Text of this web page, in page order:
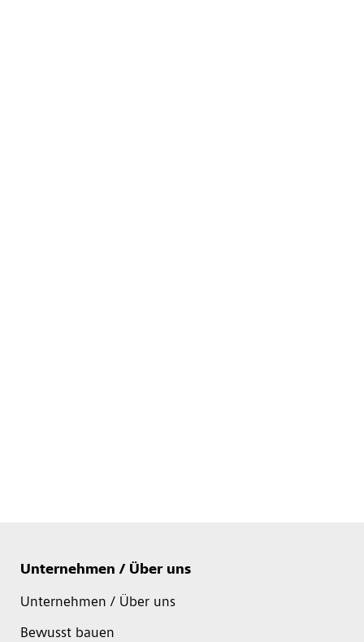
Unternehmen / Über uns
Unternehmen / Über uns
Bewusst bauen